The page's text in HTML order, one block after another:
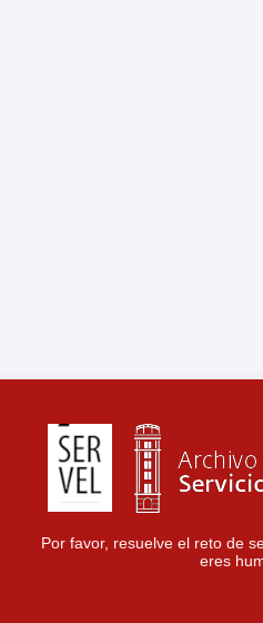
Por favor, resuelve el reto de
eres